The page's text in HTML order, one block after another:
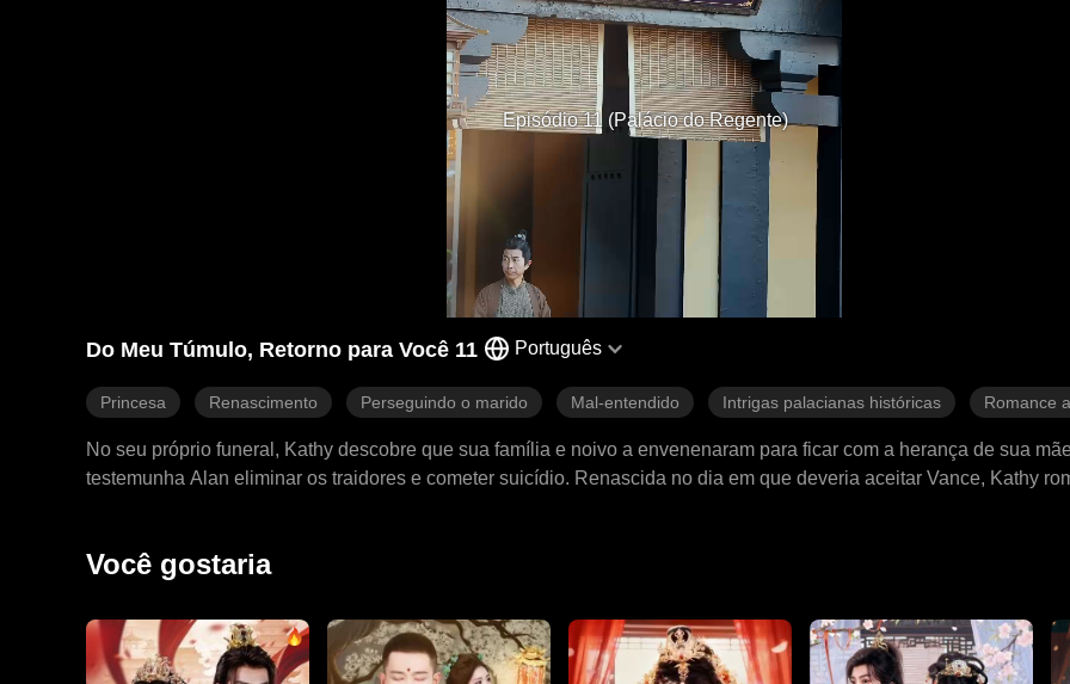
Episódio 11 (Palácio do Regente)
Do Meu Túmulo, Retorno para Você 11 Português
Princesa Renascimento Perseguindo o marido Mal-entendido Intrigas palacianas históricas Romance
No seu próprio funeral, Kathy descobre que sua família e noivo a envenenaram para ficar com a herança de sua
testemunha Alan eliminar os traidores e cometer suicídio. Renascida no dia em que deveria aceitar Vance, Kathy
Você gostaria